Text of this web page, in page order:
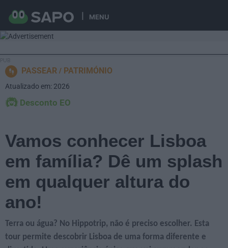
MENU
PASSEAR PATRIMÓNIO
Desconto EO
Vamos conhecer Lisboa
em família? Dê um splash
em qualquer altura do
ano!
Terra ou água? No Hippotrip, não é preciso escolher. Esta
tour permite descobrir Lisboa de uma forma diferente e
Atualizado em: 2026